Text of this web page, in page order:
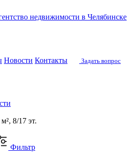
недвижимости в Челябинске
Новости Контакты
Задать вопрос
8/17 эт.
Фильтр